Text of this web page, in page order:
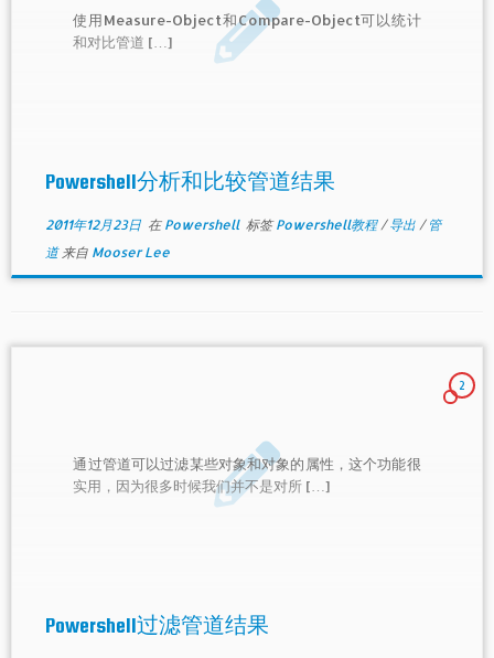
使用Measure-Object和Compare-Object可以统计
和对比管道 […]
Powershell分析和比较管道结果
2011年12月23日在 Powershell 标签Powershell教程/导出 / 管
道 来自 Mooser Lee
2
通过管道可以过滤某些对象和对象的属性，这个功能很
实用，因为很多时候我们并不是对所 […]
Powershell过滤管道结果